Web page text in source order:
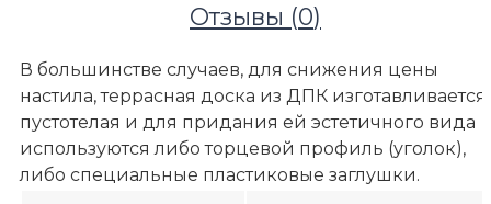
Отзывы (0)
В большинстве случаев, для снижения цены
настила, террасная доска из ДПК изготавливается
пустотелая и для придания ей эстетичного вида
используются либо торцевой профиль (уголок),
либо специальные пластиковые заглушки.